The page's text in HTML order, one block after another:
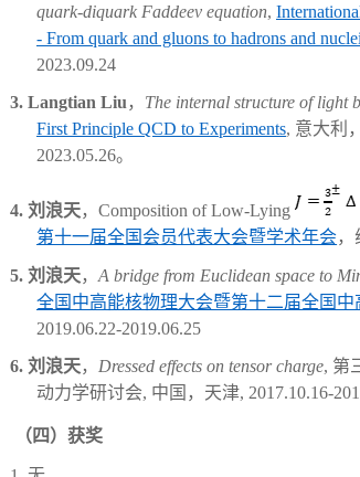
quark-diquark Faddeev equation,
- From quark and gluons to hadrons and nuclei
2023.09.24
3. Langtian Liu ， The internal structure of light
First Principle QCD to Experiments, 意大利
2023.05.26。
4. 刘浪天， Composition of Low-Lying
第十一届全国会员代表大会暨学术年会，
5. 刘浪天， A bridge from Euclidean space to
全国中高能核物理大会暨第十二届全国
2019.06.22-2019.06.25
6. 刘浪天， Dressed effects on tensor charge, 第
动力学研讨会, 中国， 天津, 2017.10.16-2
（四） 获奖